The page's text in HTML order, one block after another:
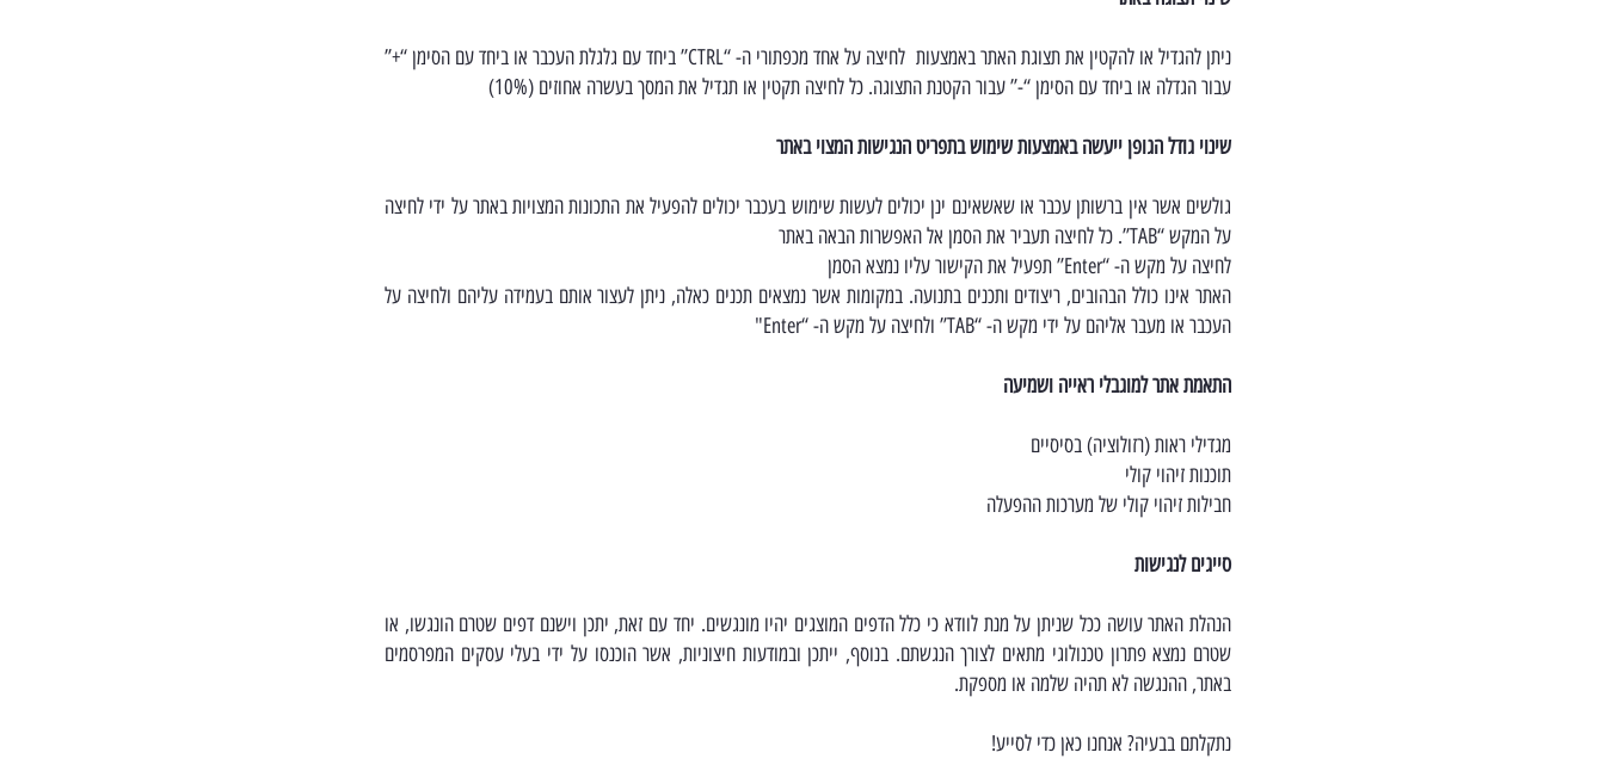
ניתן להגדיל או להקטין את תצוגת האתר באמצעות לחיצה על אחד מכפתורי ה- “CTRL” ביחד עם גלגלת העכבר או ביחד עם הסימן “+”
עבור הגדלה או ביחד עם הסימן “-” עבור הקטנת התצוגה. כל לחיצה תקטין או תגדיל את המסך בעשרה אחוזים (10%)
שינוי גודל הגופן ייעשה באמצעות שימוש בתפריט הנגישות המצוי באתר
גולשים אשר אין ברשותן עכבר או שאשאינם ינן יכולים לעשות שימוש בעכבר יכולים להפעיל את התכונות המצויות באתר על ידי לחיצה
על המקש “TAB”. כל לחיצה תעביר את הסמן אל האפשרות הבאה באתר
לחיצה על מקש ה- “Enter” תפעיל את הקישור עליו נמצא הסמן
האתר אינו כולל הבהובים, ריצודים ותכנים בתנועה. במקומות אשר נמצאים תכנים כאלה, ניתן לעצור אותם בעמידה עליהם ולחיצה על
העכבר או מעבר אליהם על ידי מקש ה- “TAB” ולחיצה על מקש ה- “Enter"
התאמת אתר למוגבלי ראייה ושמיעה
מגדילי ראות (רזולוציה) בסיסיים
תוכנות זיהוי קולי
חבילות זיהוי קולי של מערכות ההפעלה
סייגים לנגישות
הנהלת האתר עושה ככל שניתן על מנת לוודא כי כלל הדפים המוצגים יהיו מונגשים. יחד עם זאת, יתכן וישנם דפים שטרם הונגשו, או
שטרם נמצא פתרון טכנולוגי מתאים לצורך הנגשתם. בנוסף, ייתכן ובמודעות חיצוניות, אשר הוכנסו על ידי בעלי עסקים המפרסמים
באתר, ההנגשה לא תהיה שלמה או מספקת.
נתקלתם בבעיה? אנחנו כאן כדי לסייע!